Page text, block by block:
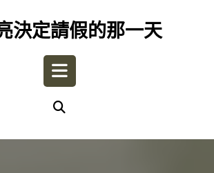
決定請假的那一天
Open